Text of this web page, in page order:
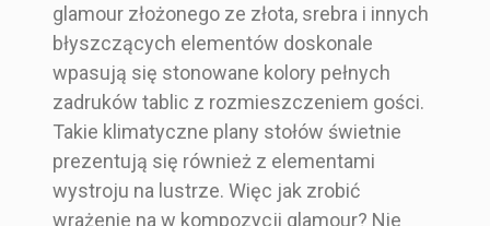
glamour złożonego ze złota, srebra i innych
błyszczących elementów doskonale
wpasują się stonowane kolory pełnych
zadruków tablic z rozmieszczeniem gości.
Takie klimatyczne plany stołów świetnie
prezentują się również z elementami
wystroju na lustrze. Więc jak zrobić
wrażenie na w kompozycji glamour? Nie